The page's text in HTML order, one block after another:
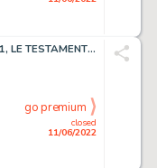
FREDDY LOMBARD TOME 1, LE TESTAMENT DE GODEFROID DE...
closed
11/06/2022
go premium